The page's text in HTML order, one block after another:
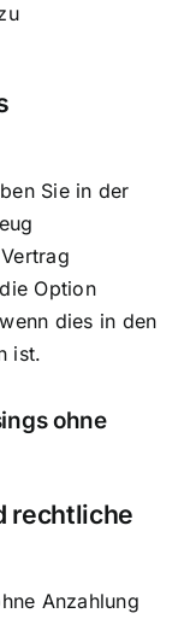
Sie in der
Option
dies in den
ist.
ohne
rechtliche
Anzahlung